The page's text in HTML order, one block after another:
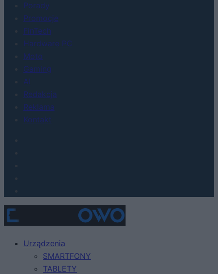
Porady
Promocje
FinTech
Hardware PC
Moto
Gaming
AI
Redakcja
Reklama
Kontakt
Urządzenia
SMARTFONY
TABLETY